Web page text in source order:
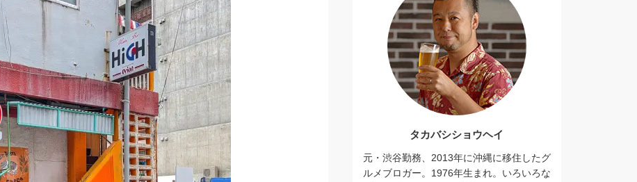
タカバシショウヘイ
元・渋谷勤務、2013年に沖縄に移住したグ
ルメブロガー。1976年生まれ。いろいろな